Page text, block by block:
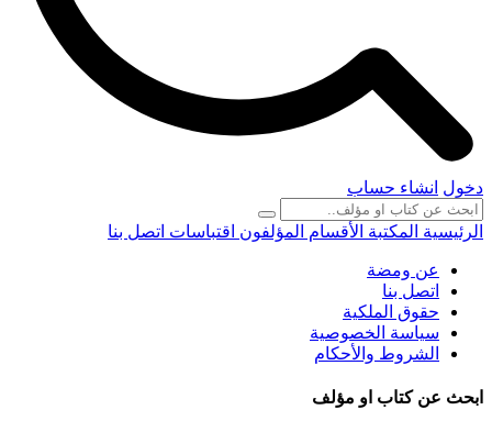
دخول انشاء حساب
الرئيسية المكتبة الأقسام المؤلفون اقتباسات اتصل بنا
عن ومضة
اتصل بنا
حقوق الملكية
سياسة الخصوصية
الشروط والأحكام
ابحث عن كتاب او مؤلف